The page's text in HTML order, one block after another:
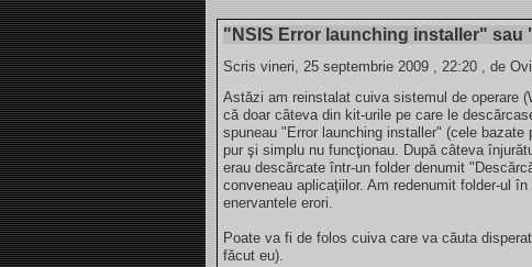
"NSIS Error launching installer"
Scris vineri, 25 septembrie 2009 , 22:20 , de
Astăzi am reinstalat cuiva sistemul de operare
că doar câteva din kit-urile pe care le
spuneau "Error launching installer" (cele
pur şi simplu nu funcţionau. După câteva
erau descărcate într-un folder denumit
conveneau aplicaţiilor. Am redenumit folder-ul
enervantele erori.
Poate va fi de folos cuiva care va căuta
făcut eu).